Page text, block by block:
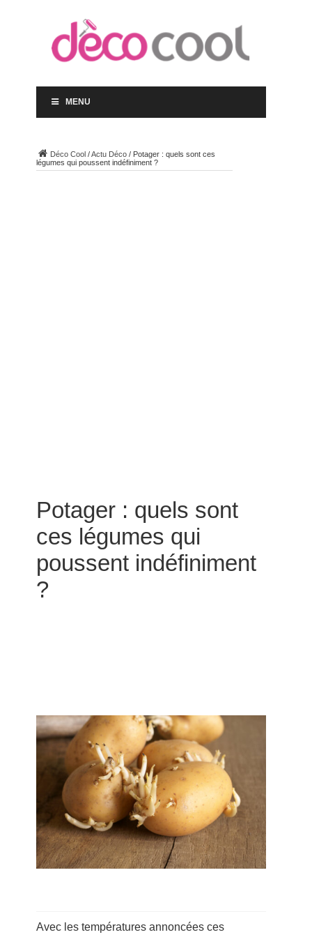
MENU
Déco Cool/Actu Déco/ Potager : quels sont ces
légumes qui poussent indéfiniment ?
Potager : quels sont
ces légumes qui
poussent indéfiniment
?
Avec les températures annoncées ces